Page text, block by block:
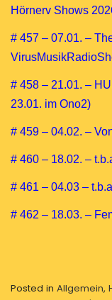
Hörnerv Shows
# 457 – 07.01. –
# 458 – 21.01. –
23.01. im Ono2)
# 459 – 04.02. –
# 460 – 18.02. –
# 461 – 04.03 –
# 462 – 18.03. –
Posted in Allgemein,